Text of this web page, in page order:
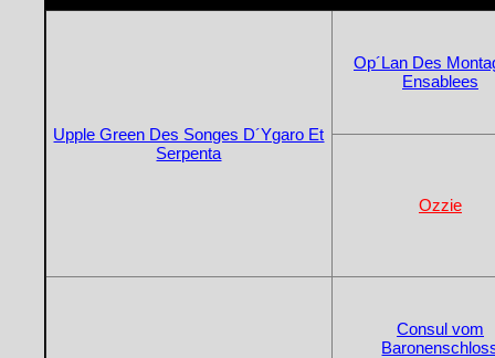
Upple Green Des Songes D´Ygaro Et
Serpenta
Op´Lan Des
Ensablees
Ozzie
Consul vom